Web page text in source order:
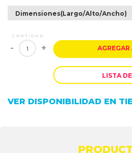
Dimensiones(Largo/Alto/Ancho)
CANTIDAD
- +
LISTA
VER DISPONIBILIDAD EN